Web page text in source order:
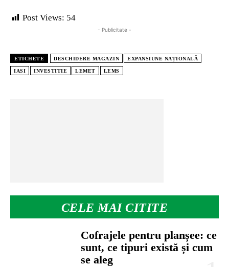
CELE MAI CITITE
Cofrajele pentru planșee: ce
sunt, ce tipuri există și cum
se aleg
Post Views: 54
- Publicitate -
ETICHETE DESCHIDERE MAGAZIN EXPANSIUNE NAȚIONALĂ
IASI INVESTITIE LEMET LEMS